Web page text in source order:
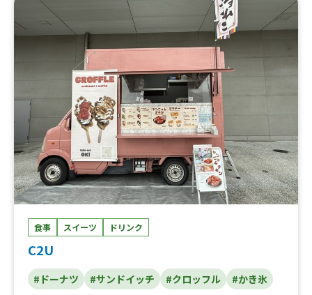
氷、冷やし芋、焼き芋
食事 スイーツ ドリンク
C2U
#ドーナツ #サンドイッチ #クロッフル #かき氷